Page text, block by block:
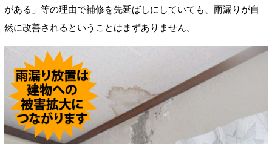
がある」等の理由で補修を先延ばしにしていても、雨漏りが自
然に改善されるということはまずありません。